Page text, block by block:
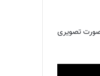
به صورت تصویری